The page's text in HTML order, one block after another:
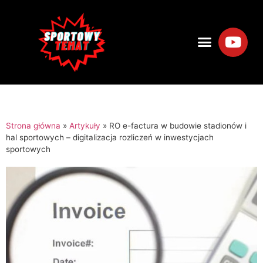
Strona główna » Artykuły » RO e-factura w budowie stadionów i
hal sportowych – digitalizacja rozliczeń w inwestycjach
sportowych